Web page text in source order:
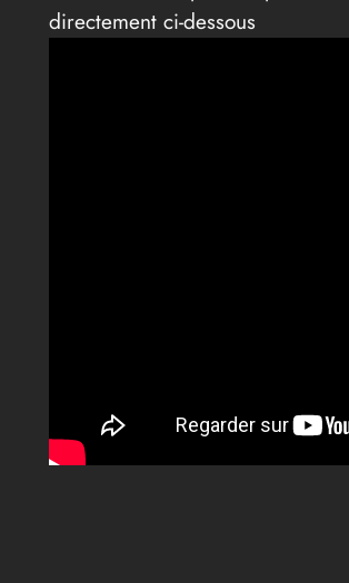
directement ci-dessous